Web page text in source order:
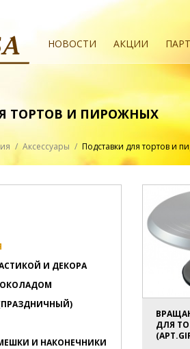
НОВОСТИ АКЦИИ
ТОРТОВ И ПИРОЖНЫХ
/ Аксессуары / Подставки для тортов и
И ДЕКОРА
И НАКОНЕЧНИКИ
ДЛЯ